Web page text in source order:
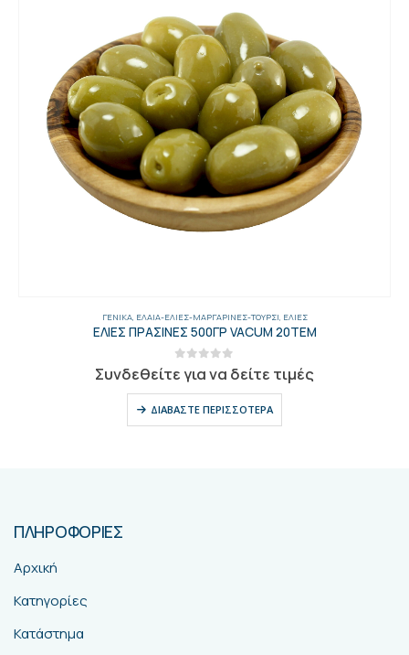
ΓΕΝΙΚΑ, ΈΛΑΙΑ-ΕΛΙΈΣ-ΜΑΡΓΑΡΊΝΕΣ-ΤΟΥΡΣΊ, ΕΛΙΈΣ
ΕΛΙΕΣ ΠΡΑΣΙΝΕΣ 500ΓΡ VACUM 20ΤΕΜ
out of 5
Συνδεθείτε για να δείτε τιμές
ΔΙΑΒΆΣΤΕ ΠΕΡΙΣΣΌΤΕΡΑ
ΠΛΗΡΟΦΟΡΙΕΣ
Αρχική
Κατηγορίες
Κατάστημα